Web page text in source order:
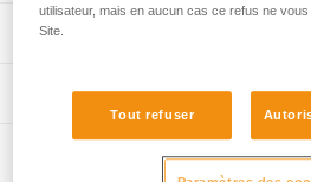
Légère et polyvalente pour
- 92 g la dégaine de 12 cm.
les accrochages intempestifs sur
Spécifications techniques
Résistance petit axe: 7 kN
Informations techniques
Notice
Télécharger le pdf technical-
utilisateur, mais en aucun cas ce refus ne
Site.
Tout refuser